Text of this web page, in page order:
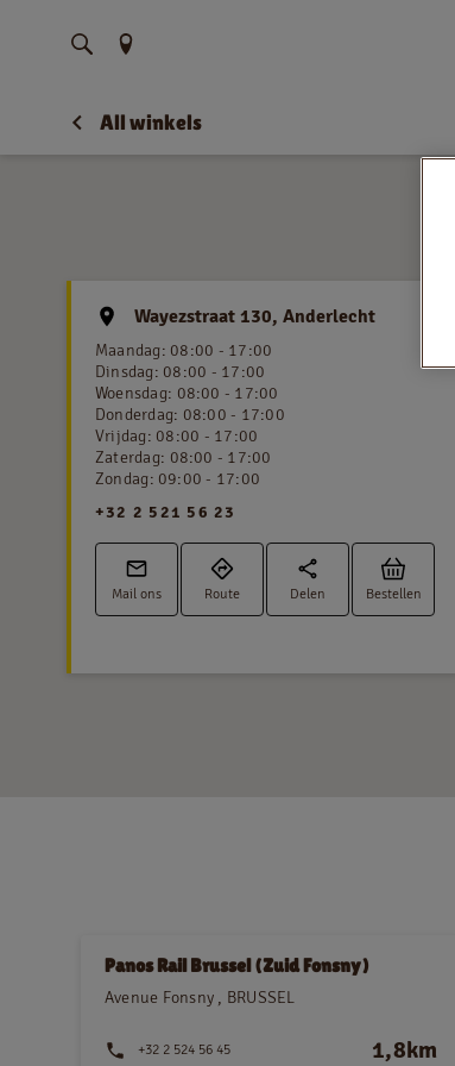
Vind uw locatie
All winkels
Wayezstraat 130, Anderlecht
Maandag: 08:00 - 17:00
Dinsdag: 08:00 - 17:00
Woensdag: 08:00 - 17:00
Donderdag: 08:00 - 17:00
Vrijdag: 08:00 - 17:00
Zaterdag: 08:00 - 17:00
Zondag: 09:00 - 17:00
+32 2 521 56 23
Mail ons Route Delen Bestellen
Panos Rail Brussel (Zuid Fonsny)
Avenue Fonsny , BRUSSEL
+32 2 524 56 45 1,8km